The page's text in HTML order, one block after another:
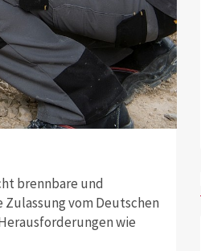
brennbare und
vom Deutschen
wie